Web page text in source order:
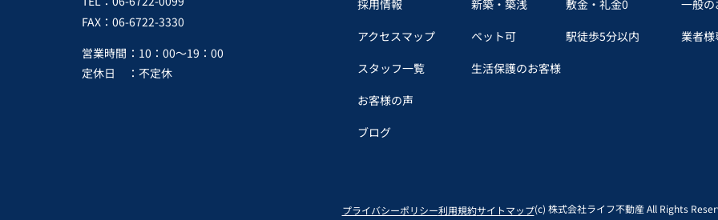
FAX：06-6722-3330
営業時間 ：10：00～19：00
定休日
：不定休
採用情報
アクセスマップ
スタッフ一覧
お客様の声
ブログ
新築・築浅
敷金・礼金0
ペット可
駅徒歩5分以内
生活保護のお客様
一般の
業者
プライバシーポリシー利用規約サイトマップ(c) 株式会社ライフ不動産 All Rights